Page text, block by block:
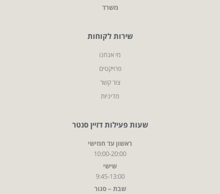
משרד
שירות לקוחות
מי אנחנו
פרויקטים
צור קשר
מדיניות
שעות פעילות דזיין סנטר
ראשון עד חמישי
10:00-20:00
שישי
9:45-13:00
שבת – סגור